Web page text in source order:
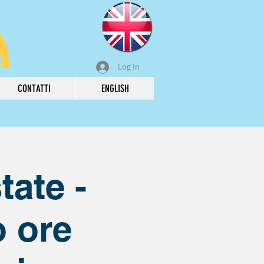
Log In
CONTATTI ENGLISH
-
ore